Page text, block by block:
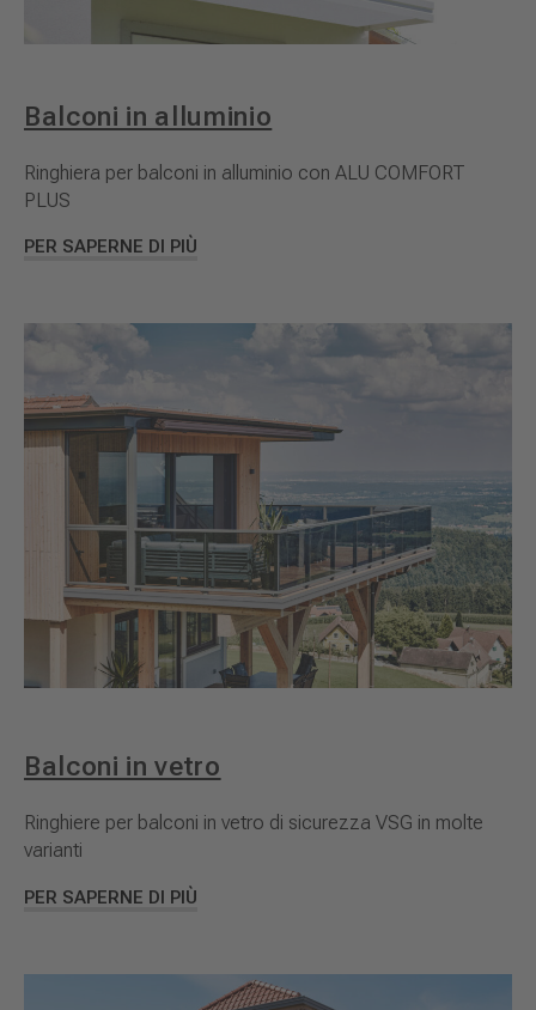
Balconi in alluminio
Ringhiera per balconi in alluminio con ALU COMFORT
PLUS
PER SAPERNE DI PIÙ
Balconi in vetro
Ringhiere per balconi in vetro di sicurezza VSG in molte
varianti
PER SAPERNE DI PIÙ